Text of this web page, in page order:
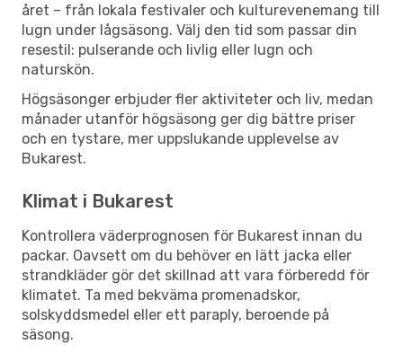
året – från lokala festivaler och kulturevenemang till
lugn under lågsäsong. Välj den tid som passar din
resestil: pulserande och livlig eller lugn och
naturskön.
Högsäsonger erbjuder fler aktiviteter och liv, medan
månader utanför högsäsong ger dig bättre priser
och en tystare, mer uppslukande upplevelse av
Bukarest.
Klimat i Bukarest
Kontrollera väderprognosen för Bukarest innan du
packar. Oavsett om du behöver en lätt jacka eller
strandkläder gör det skillnad att vara förberedd för
klimatet. Ta med bekväma promenadskor,
solskyddsmedel eller ett paraply, beroende på
säsong.